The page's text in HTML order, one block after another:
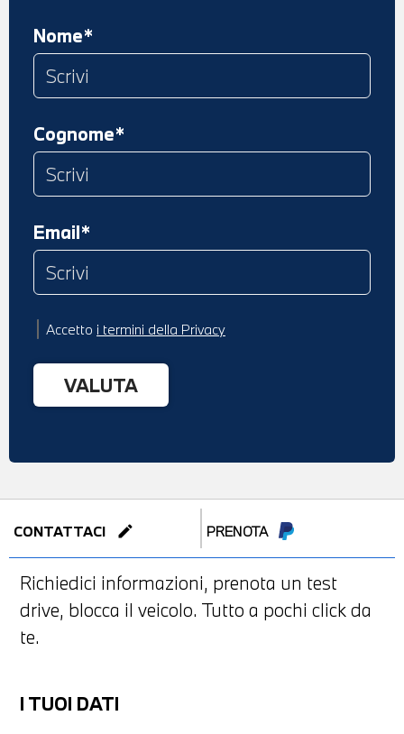
Nome*
Cognome*
Email*
Accetto i termini della Privacy
CONTATTACI edit PRENOTA
Richiedici informazioni, prenota un test
drive, blocca il veicolo. Tutto a pochi click da
te.
I TUOI DATI